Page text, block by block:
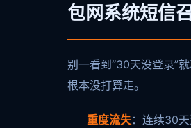
包网系统短信
别一看到“30天没登录”
根本没打算走。
重度流失：连续30